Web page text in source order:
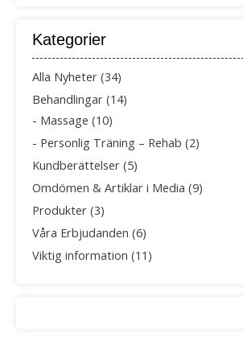
Kategorier
Alla Nyheter (34)
Behandlingar (14)
Massage (10)
Personlig Träning – Rehab (2)
Kundberättelser (5)
Omdömen & Artiklar i Media (9)
Produkter (3)
Våra Erbjudanden (6)
Viktig information (11)